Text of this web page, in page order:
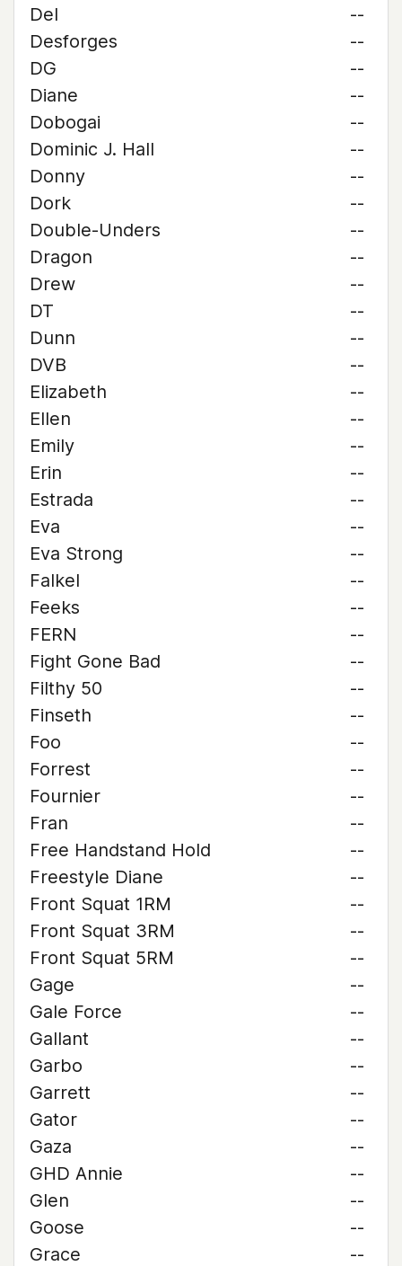
Del
--
Desforges
--
DG
--
Diane
--
Dobogai
--
Dominic J. Hall
--
Donny
--
Dork
--
Double-Unders
--
Dragon
--
Drew
--
DT
--
Dunn
--
DVB
--
Elizabeth
--
Ellen
--
Emily
--
Erin
--
Estrada
--
Eva
--
Eva Strong
--
Falkel
--
Feeks
--
FERN
--
Fight Gone Bad
--
Filthy 50
--
Finseth
--
Foo
--
Forrest
--
Fournier
--
Fran
--
Free Handstand Hold
--
Freestyle Diane
--
Front Squat 1RM
--
Front Squat 3RM
--
Front Squat 5RM
--
Gage
--
Gale Force
--
Gallant
--
Garbo
--
Garrett
--
Gator
--
Gaza
--
GHD Annie
--
Glen
--
Goose
--
Grace
--